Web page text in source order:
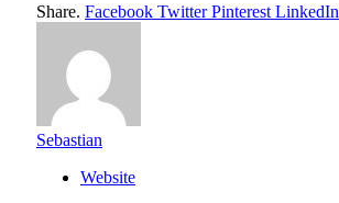
Share. Facebook Twitter Pinterest LinkedIn
Sebastian
Website